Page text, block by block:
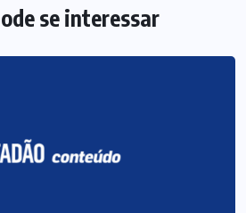
se interessar